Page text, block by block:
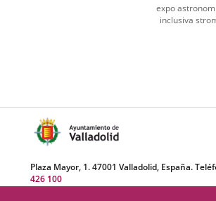
expo
inclusiva
Plaza Mayor, 1. 47001 Valladolid, España.
426 100